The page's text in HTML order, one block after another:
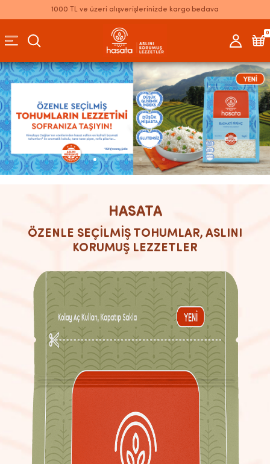
1000 TL ve üzeri alışverişlerinizde kargo bedava
0
HASATA
ÖZENLE SEÇİLMİŞ TOHUMLAR, ASLINI
KORUMUŞ LEZZETLER